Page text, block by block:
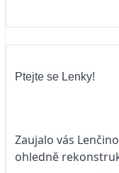
Ptejte se Lenky!
Zaujalo vás
ohledně